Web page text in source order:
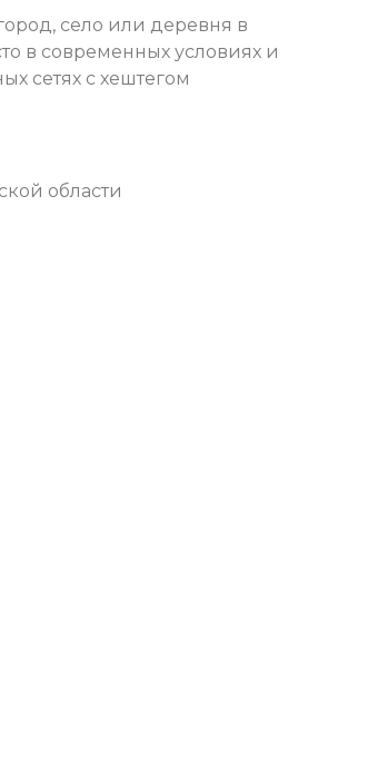
село или деревня в
в современных условиях и
сетях с хештегом
области